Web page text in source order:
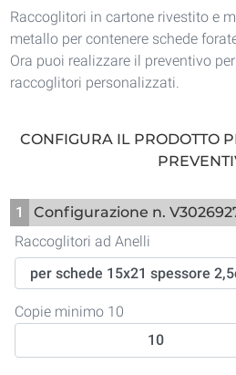
Raccoglitori in cartone rivestito e
metallo per contenere schede
Ora puoi realizzare il preventivo
raccoglitori personalizzati.
CONFIGURA IL PRODOTTO
1
Configurazione n.
Raccoglitori ad Anelli
Copie minimo 10